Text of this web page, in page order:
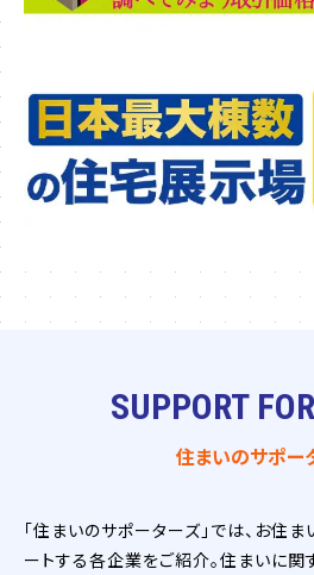
SUPPORT
住まいのサポー
「住まいのサポーターズ」では、お住
ートする各企業をご紹介。住まいに関